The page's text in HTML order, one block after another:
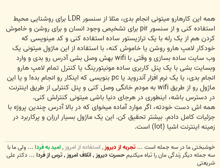
همه این کارهارو میتونی انجام بدی، مثلا از سنسور LDR برای روشنایی محیط
استفاده کنی و از سنسور pir برای تشخیص وجود انسان و برای روشن و خاموش
کردن هم از یک رله با یک ترازیستور ساده استفاده کنی و کد مینویسی که
خودکار لامپ هارو روشن یا خاموش کنه، با استفاده از این ماژول میتونی یک
وب سایت ساده بسازی و وقتی با wifi بهش وصل بشی آدرس رو بدی و وارد
وبسایت بشی با یک پنل کاربری ساده مونیتورینگ یا کنترل تمام لامپ هارو
انجام بدی، یا یک نرم افزار آندروید یا pc بنویسی که اینکار رو انجام بده! و یا این
ماژول رو از طریق wifi به مودم خانگی وصل کنی و پنل کنترلی از طریق اینترنت
در دسترس باشه، اینطوری در هرجای دنیا باشی میتونی کنترلش کنی.
همه اش دست خودته، اگر موارد آماده میخوای که در بالا آدرس چندین پروژه با
جزئیات کامل دادم. بیشتر تحقیق کن. این یک ماژول بسیار ارزان و پرکاربرد در
زمینه اینترنت اشیا (Iot) است.
خوشبختی ما در سه جمله است ... تجربه از دیروز , استفاده از امروز ,امید به فردا ... ولی ما با
سه جمله دیگر زندگی مان را تباه میکنیمحسرت دیروز , اتلاف امروز , ترس از فردا ... دکتر علی
شریعتی